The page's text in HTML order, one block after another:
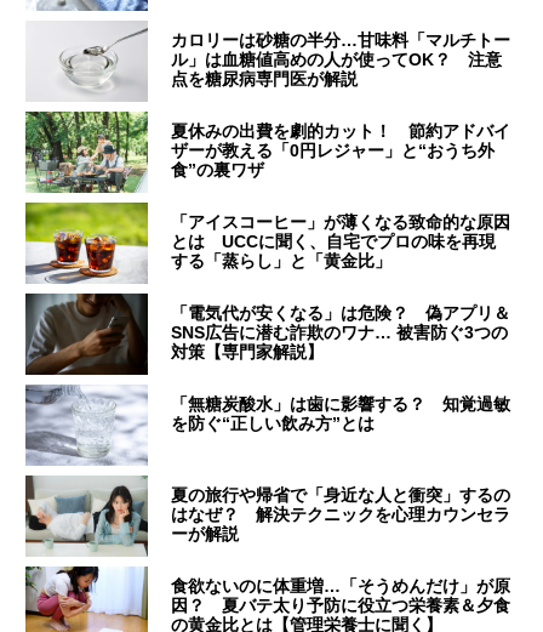
カロリーは砂糖の半分…甘味料「マルチトー
ル」は血糖値高めの人が使ってOK？ 注意
点を糖尿病専門医が解説
夏休みの出費を劇的カット！ 節約アドバイ
ザーが教える「0円レジャー」と“おうち外
食”の裏ワザ
「アイスコーヒー」が薄くなる致命的な原因
とは UCCに聞く、自宅でプロの味を再現
する「蒸らし」と「黄金比」
「電気代が安くなる」は危険？ 偽アプリ＆
SNS広告に潜む詐欺のワナ… 被害防ぐ3つの
対策【専門家解説】
「無糖炭酸水」は歯に影響する？ 知覚過敏
を防ぐ“正しい飲み方”とは
夏の旅行や帰省で「身近な人と衝突」するの
はなぜ？ 解決テクニックを心理カウンセラ
ーが解説
食欲ないのに体重増…「そうめんだけ」が原
因？ 夏バテ太り予防に役立つ栄養素＆夕食
の黄金比とは【管理栄養士に聞く】